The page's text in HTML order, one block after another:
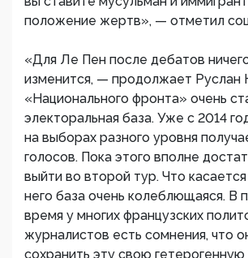
положение жертв», — отметил
«Для Ле Пен после дебатов
изменится, — продолжает Руслан
«Национального фронта» очень
электоральная база. Уже с 2014
на выборах разного уровня
голосов. Пока этого вполне
выйти во второй тур. Что
него база очень колеблющаяся. В
время у многих французских
журналистов есть сомнения, что
сохранить эту свою гетерогенную